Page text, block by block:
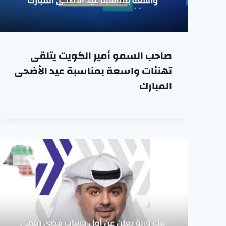
صاحب السمو أمير الكويت يتلقى
تهنئات واسعة بمناسبة عيد الأضحى
المبارك